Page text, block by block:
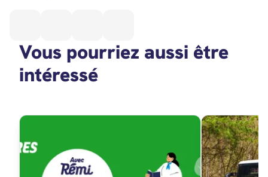
Vous pourriez aussi être
intéressé